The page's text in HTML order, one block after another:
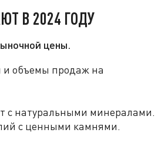
В 2024 ГОДУ
цены.
и объемы продаж на
с натуральными минералами.
с ценными камнями.